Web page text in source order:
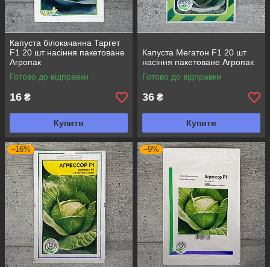
Капуста білокачанна Таргет
F1 20 шт насіння пакетоване
Агропак
Готово до відправки
16 ₴
Купити
Капуста Мегатон F1 20 шт
насіння пакетоване Агропак
Готово до відправки
36 ₴
Купити
–16% –9%